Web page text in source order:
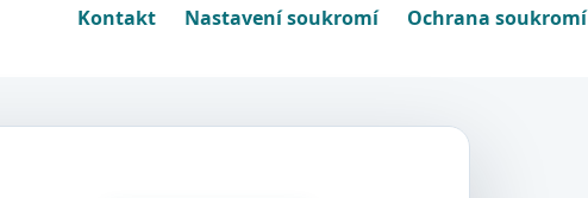
Kontakt Nastavení soukromí Ochrana soukromí